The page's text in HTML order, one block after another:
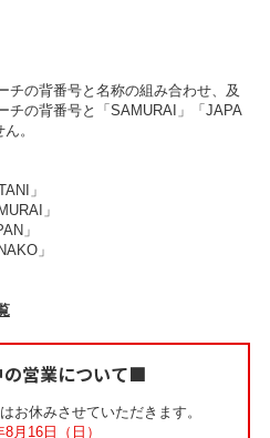
の背番号と名称の組み合わせ、及
チの背番号と「SAMURAI」「JAPA
。
」
」
」
」
営業について■
お休みさせていただきます。
月16日（日）